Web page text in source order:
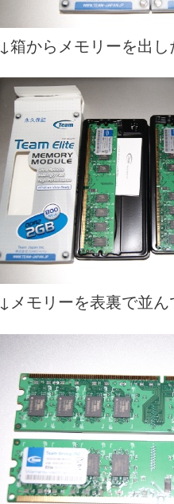
↓箱からメモリーを出
↓メモリーを表裏で並